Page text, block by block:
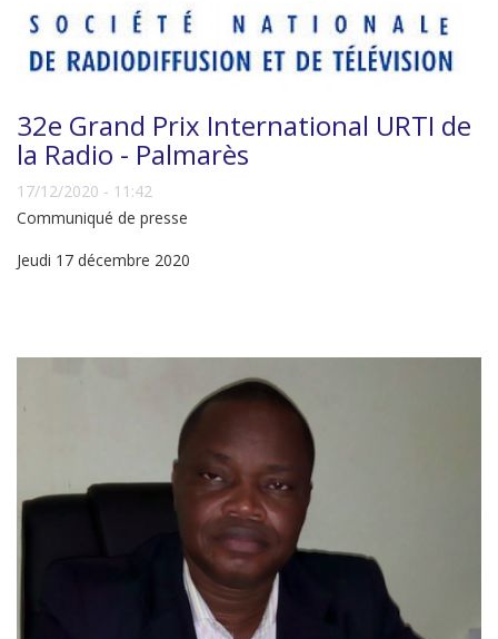
32e Grand Prix International URTI de
la Radio - Palmarès
17/12/2020 - 11:42
Communiqué de presse
Jeudi 17 décembre 2020